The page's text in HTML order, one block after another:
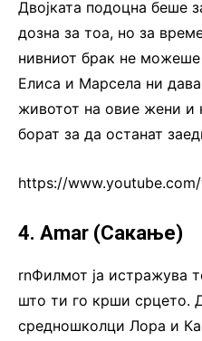
Двојката подоцна беше
дозна за тоа, но за
нивниот брак не
Елиса и Марсела ни
животот на овие жени и
борат за да останат
https://
4. Amar (Сакање)
rnФилмот ја истражува
што ти го крши срцето.
средношколци Лора и